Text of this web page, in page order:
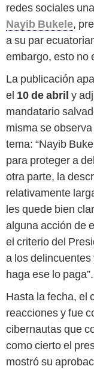
redes sociales
Nayib Bukele,
a su par
embargo, esto no
La publicación
el 10 de abril y
mandatario
misma se
tema: “Nayib
para proteger a
otra parte, la
relativamente
les quede bien
alguna acción de
el criterio del
a los
haga ese lo paga”.
Hasta la fecha, el
reacciones y fue
cibernautas que
como cierto el
mostró su